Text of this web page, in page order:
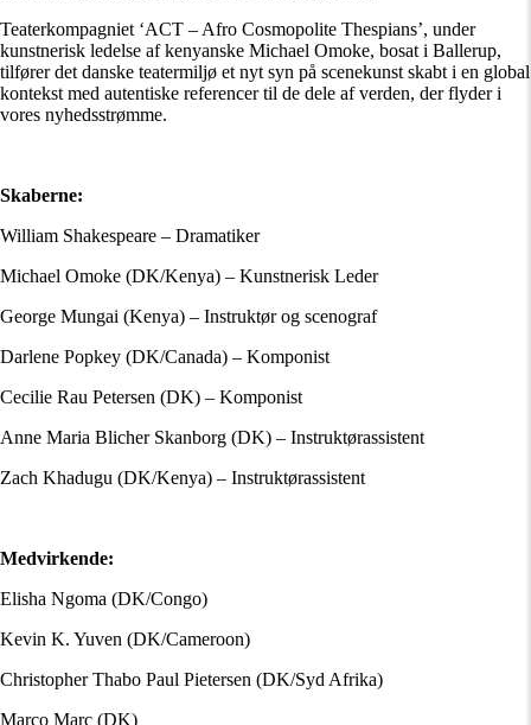
Teaterkompagniet ‘ACT – Afro Cosmopolite Thespians’, under
kunstnerisk ledelse af kenyanske Michael Omoke, bosat i Ballerup,
tilfører det danske teatermiljø et nyt syn på scenekunst skabt i en global
kontekst med autentiske referencer til de dele af verden, der flyder i
vores nyhedsstrømme.
Skaberne:
William Shakespeare – Dramatiker
Michael Omoke (DK/Kenya) – Kunstnerisk Leder
George Mungai (Kenya) – Instruktør og scenograf
Darlene Popkey (DK/Canada) – Komponist
Cecilie Rau Petersen (DK) – Komponist
Anne Maria Blicher Skanborg (DK) – Instruktørassistent
Zach Khadugu (DK/Kenya) – Instruktørassistent
Medvirkende:
Elisha Ngoma (DK/Congo)
Kevin K. Yuven (DK/Cameroon)
Christopher Thabo Paul Pietersen (DK/Syd Afrika)
Marco Marc (DK)